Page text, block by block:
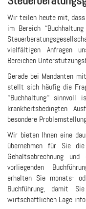
Wir teilen heute mit,
im Bereich
vielfältigen Anfragen
Bereichen
Gerade bei Mandanten
stellt sich häufig die
‘‘Buchhaltung‘‘
krankheitsbedingten
besondere
Wir bieten Ihnen eine
übernehmen für Sie
Gehaltsabrechnung
vorliegenden
erhalten Sie monats-
Buchführung, damit
wirtschaftlichen Lage